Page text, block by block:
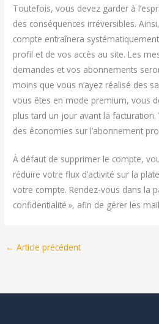
Toutefois, vous devez garder à
des conséquences irréversibles.
compte entraînera
profil et de vos accès au site. Les
demandes et vos abonnements
moins que vous n’ayez réalisé des
vous êtes en mode premium, vous
plus tard un jour avant la
des économies sur l’abonnement
À défaut de supprimer le compte,
réduire votre flux d’activité sur la
votre compte. Rendez-vous dans la
confidentialité », afin de gérer les
← Article précédent